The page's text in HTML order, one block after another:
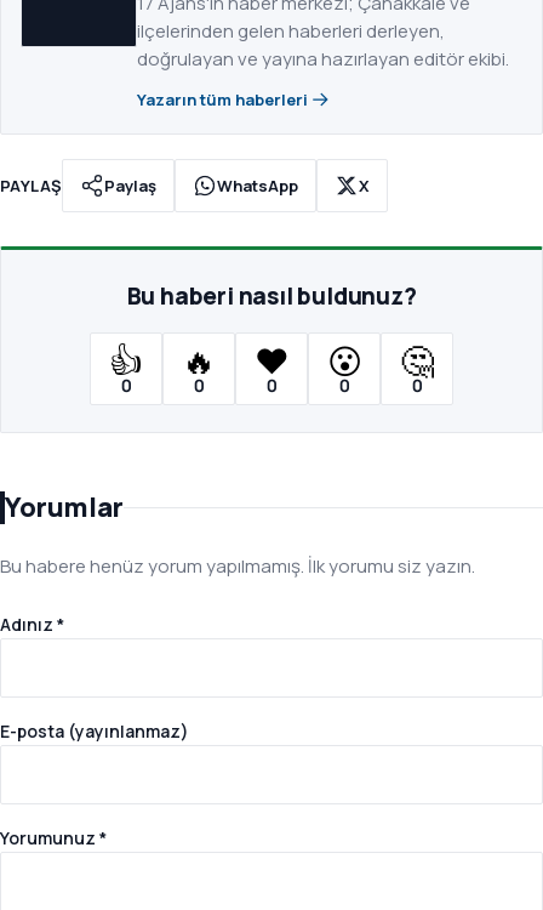
ilçelerinden gelen haberleri derleyen,
doğrulayan ve yayına hazırlayan editör ekibi.
Yazarın tüm haberleri
PAYLAŞ Paylaş WhatsApp X
Bu haberi nasıl buldunuz?
👍
0
🔥
0
❤️
0
😮
0
🤔
0
Yorumlar
Bu habere henüz yorum yapılmamış. İlk yorumu siz yazın.
Adınız *
E-posta (yayınlanmaz)
Yorumunuz *